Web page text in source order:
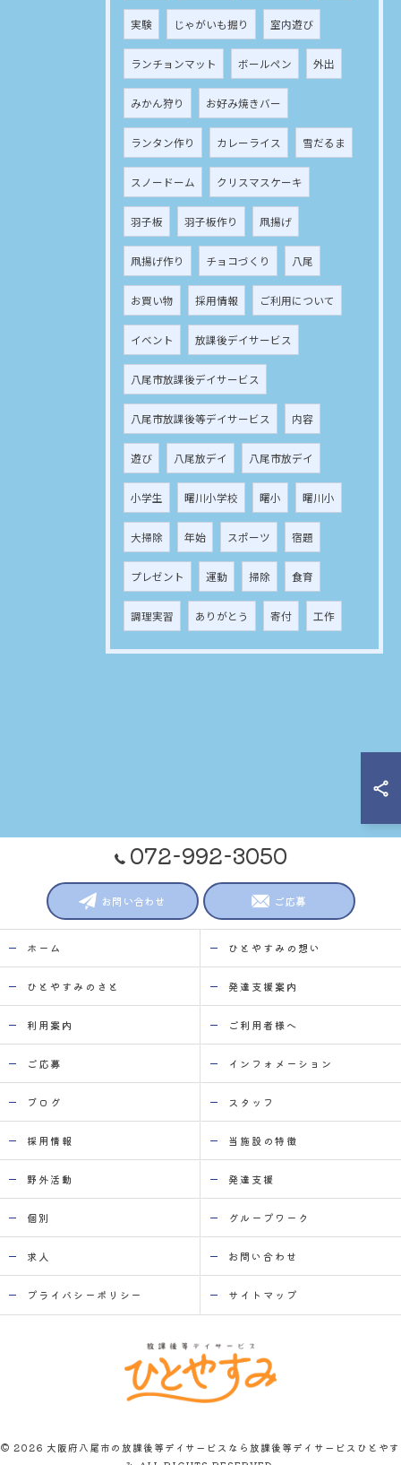
実験 じゃがいも掘り 室内遊び
ランチョンマット ボールペン 外出
みかん狩り お好み焼きバー
ランタン作り カレーライス 雪だるま
スノードーム クリスマスケーキ
羽子板 羽子板作り 凧揚げ
凧揚げ作り チョコづくり 八尾
お買い物 採用情報 ご利用について
イベント 放課後デイサービス
八尾市放課後デイサービス
八尾市放課後等デイサービス 内容
遊び 八尾放デイ 八尾市放デイ
小学生 曙川小学校 曙小 曙川小
大掃除 年始 スポーツ 宿題
プレゼント 運動 掃除 食育
調理実習 ありがとう 寄付 工作
072-992-3050
お問い合わせ ご応募
ホーム ひとやすみの想い
ひとやすみのさと 発達支援案内
利用案内 ご利用者様へ
ご応募 インフォメーション
ブログ スタッフ
採用情報 当施設の特徴
野外活動 発達支援
個別 グループワーク
求人 お問い合わせ
プライバシーポリシー サイトマップ
© 2026 大阪府八尾市の放課後等デイサービスなら放課後等デイサービスひとやす